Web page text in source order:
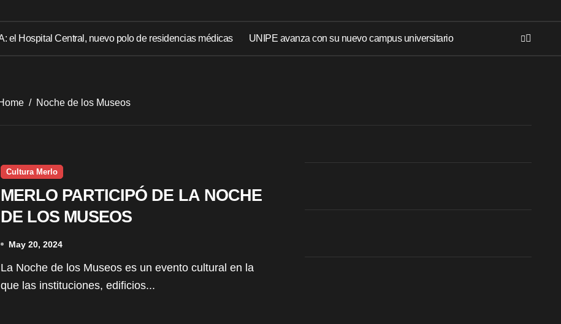
el Hospital Central, nuevo polo de residencias médicas UNIPE avanza con su nuevo campus universitario
Noche de los Museos
Cultura Merlo
MERLO PARTICIPÓ DE LA NOCHE
DE LOS MUSEOS
May 20, 2024
La Noche de los Museos es un evento cultural en la
que las instituciones, edificios...